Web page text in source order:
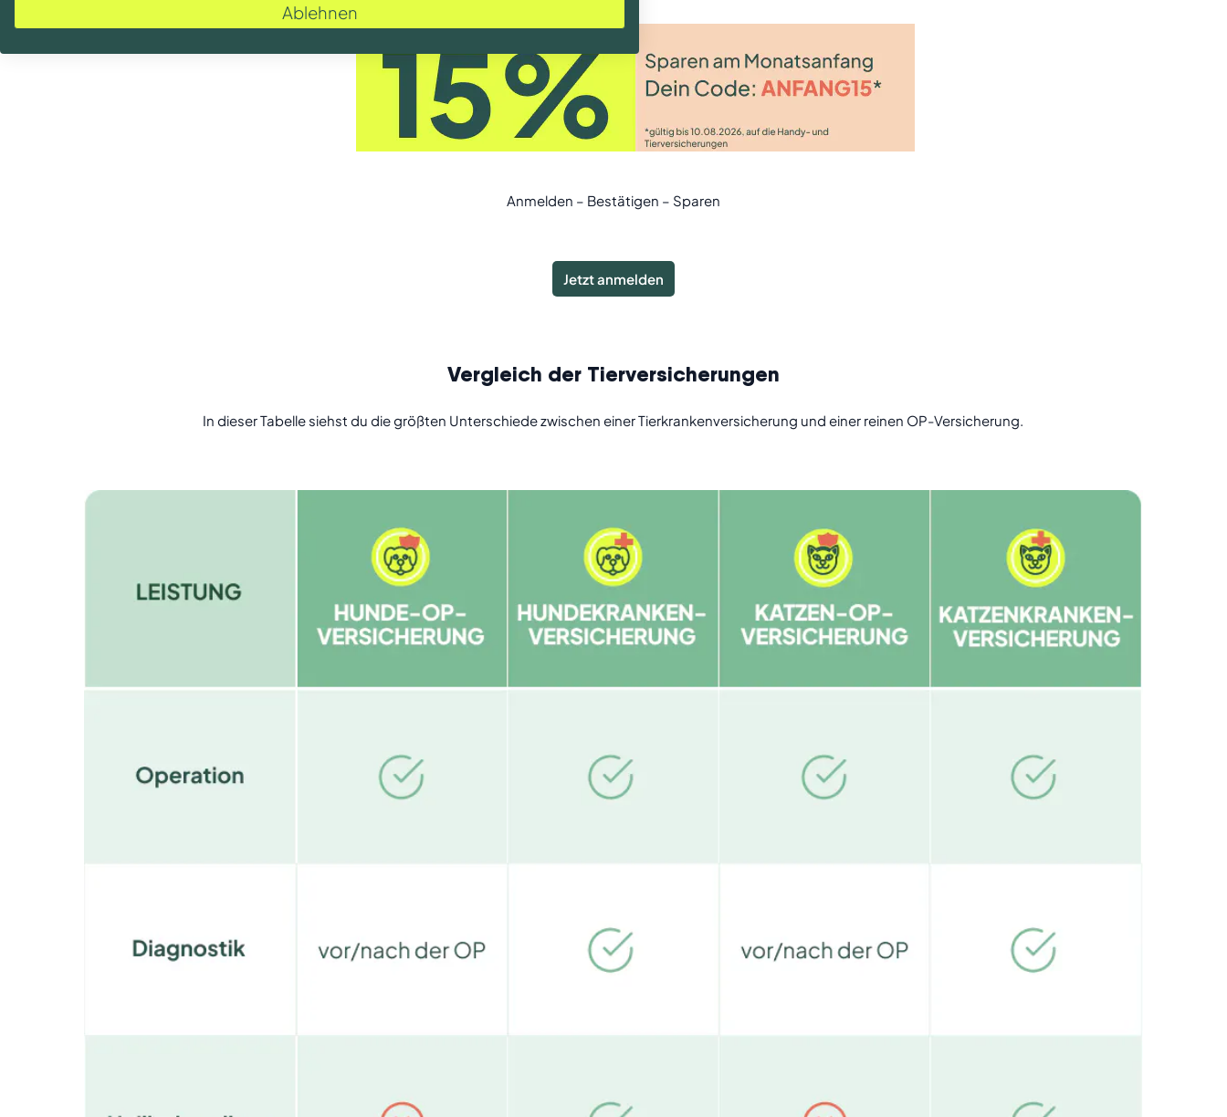
Anmelden – Bestätigen – Sparen
Jetzt anmelden
Vergleich der Tierversicherungen
In dieser Tabelle siehst du die größten Unterschiede zwischen einer Tierkrankenversicherung und einer reinen OP-Versicherung.
Ablehnen